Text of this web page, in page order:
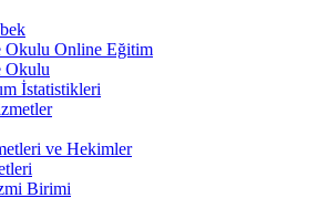
Okulu Online Eğitim
Okulu
İstatistikleri
ve Hekimler
Birimi